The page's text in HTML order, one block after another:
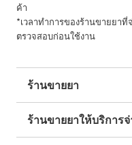
ค้า
*เวลาทำการของร้านขายยา
ตรวจสอบก่อนใช้งาน
ร้านขายยา
ร้านขายยาให้บริการ